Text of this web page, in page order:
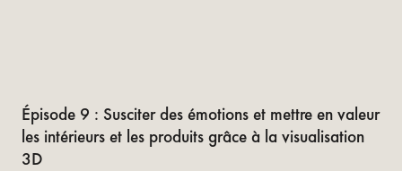
Épisode 9 : Susciter des émotions et mettre en valeur
les intérieurs et les produits grâce à la visualisation
3D